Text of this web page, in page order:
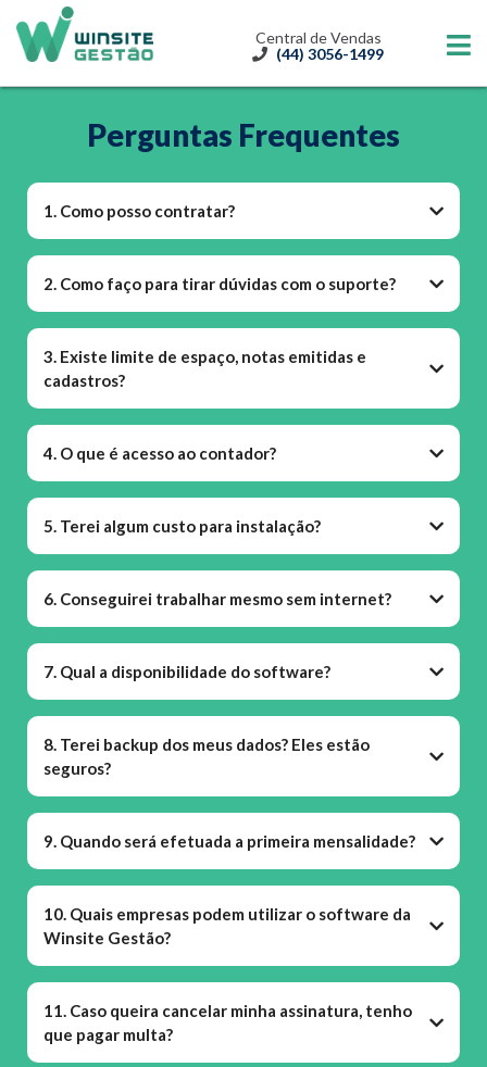
Central de Vendas
(44) 3056-1499
Perguntas Frequentes
1. Como posso contratar?
2. Como faço para tirar dúvidas com o suporte?
3. Existe limite de espaço, notas emitidas e
cadastros?
4. O que é acesso ao contador?
5. Terei algum custo para instalação?
6. Conseguirei trabalhar mesmo sem internet?
7. Qual a disponibilidade do software?
8. Terei backup dos meus dados? Eles estão
seguros?
9. Quando será efetuada a primeira mensalidade?
10. Quais empresas podem utilizar o software da
Winsite Gestão?
11. Caso queira cancelar minha assinatura, tenho
que pagar multa?